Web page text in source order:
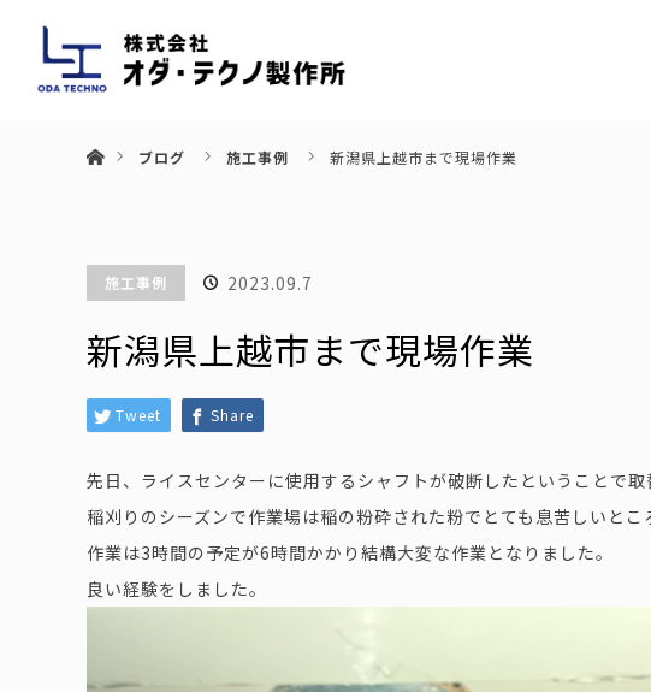
ブログ
施工事例 新潟県上越市まで現場作業
施工事例 2023.09.7
新潟県上越市まで現場作業
Tweet Share
先日、ライスセンターに使用するシャフトが破断したということで取
稲刈りのシーズンで作業場は稲の粉砕された粉でとても息苦しいとこ
作業は3時間の予定が6時間かかり結構大変な作業となりました。
良い経験をしました。